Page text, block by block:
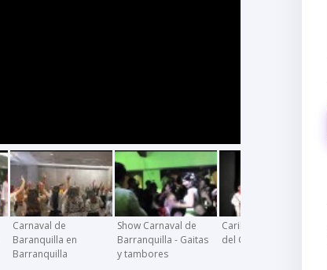
Carnaval de
Baranquilla en
Barranquilla
Show Carnaval de
Barranquilla - Gaitas
y tambores
Caribe - La Canción
del Carnaval